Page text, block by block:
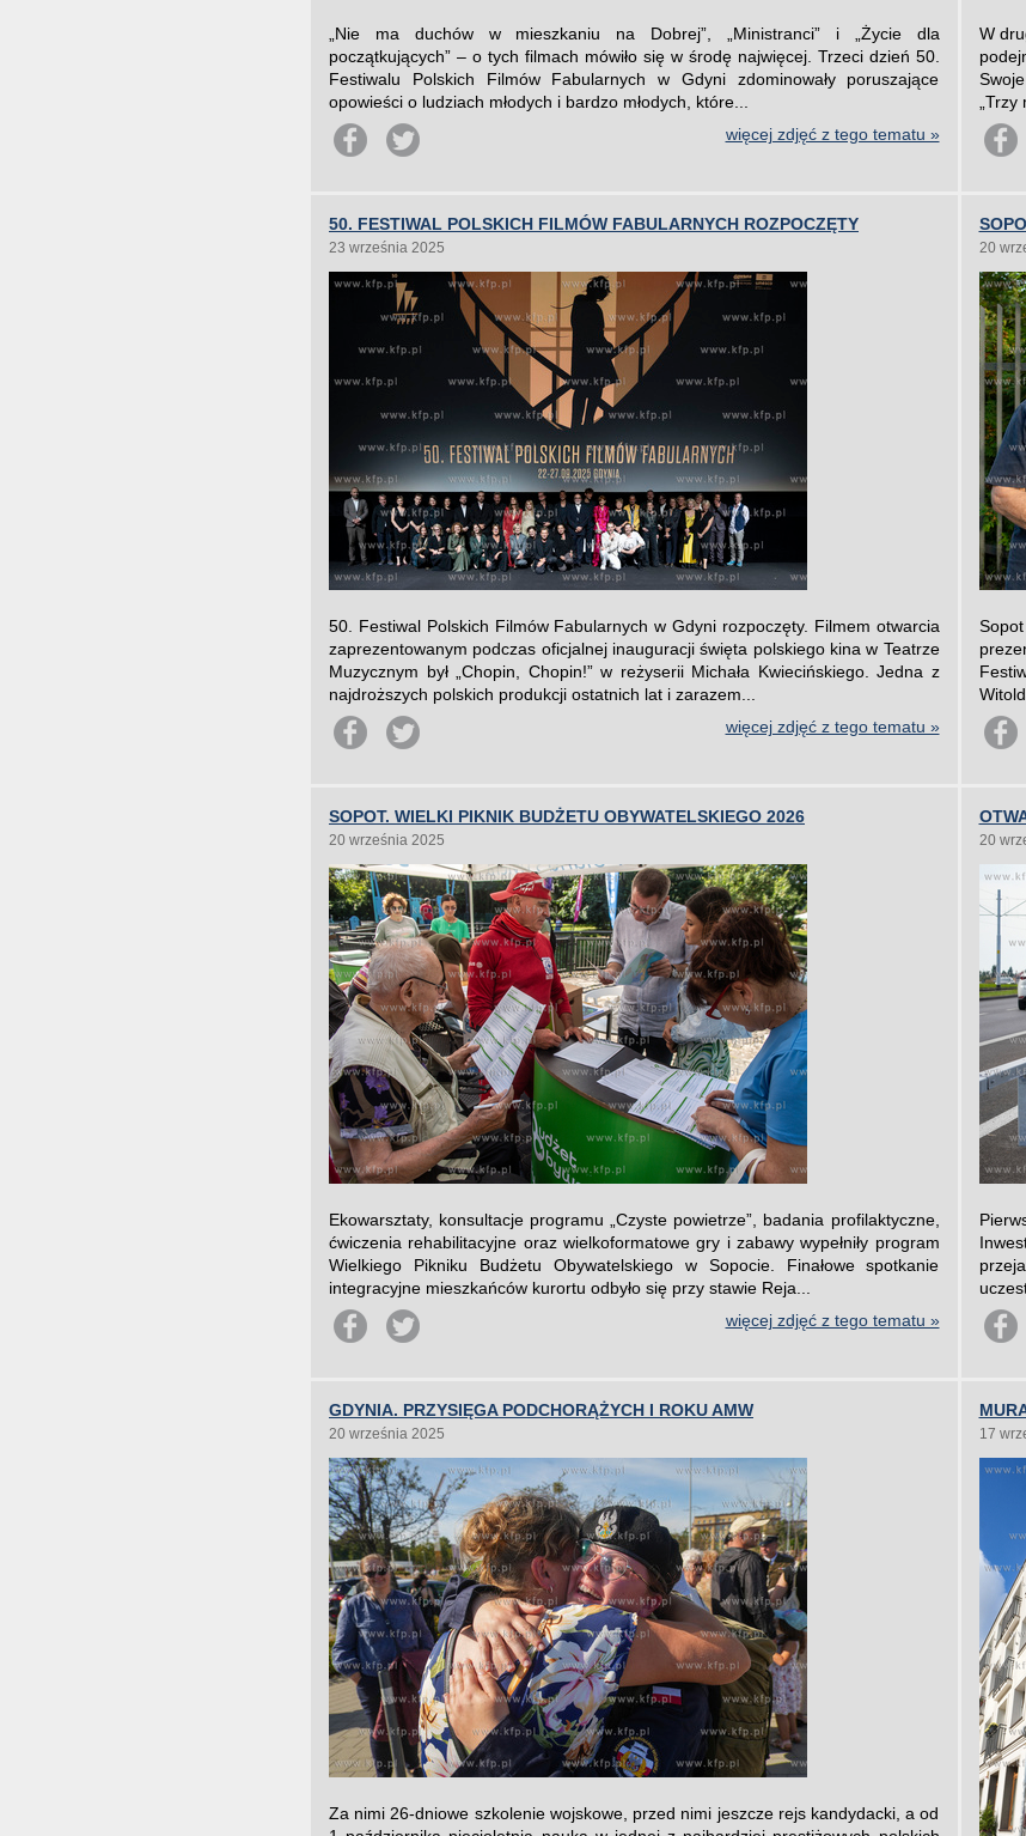
„Nie ma duchów w mieszkaniu na Dobrej”, „Ministranci” i „Życie dla
początkujących” – o tych filmach mówiło się w środę najwięcej. Trzeci dzień 50.
Festiwalu Polskich Filmów Fabularnych w Gdyni zdominowały poruszające
opowieści o ludziach młodych i bardzo młodych, które...
więcej zdjęć z tego tematu »
W
50. FESTIWAL POLSKICH FILMÓW FABULARNYCH ROZPOCZĘTY
23 września 2025
50. Festiwal Polskich Filmów Fabularnych w Gdyni rozpoczęty. Filmem otwarcia
zaprezentowanym podczas oficjalnej inauguracji święta polskiego kina w Teatrze
Muzycznym był „Chopin, Chopin!” w reżyserii Michała Kwiecińskiego. Jedna z
najdroższych polskich produkcji ostatnich lat i zarazem...
więcej zdjęć z tego tematu »
20
SOPOT. WIELKI PIKNIK BUDŻETU OBYWATELSKIEGO 2026
20 września 2025
Ekowarsztaty, konsultacje programu „Czyste powietrze”, badania profilaktyczne,
ćwiczenia rehabilitacyjne oraz wielkoformatowe gry i zabawy wypełniły program
Wielkiego Pikniku Budżetu Obywatelskiego w Sopocie. Finałowe spotkanie
integracyjne mieszkańców kurortu odbyło się przy stawie Reja...
więcej zdjęć z tego tematu »
20
GDYNIA. PRZYSIĘGA PODCHORĄŻYCH I ROKU AMW
20 września 2025
Za nimi 26-dniowe szkolenie wojskowe, przed nimi jeszcze rejs kandydacki, a od
17